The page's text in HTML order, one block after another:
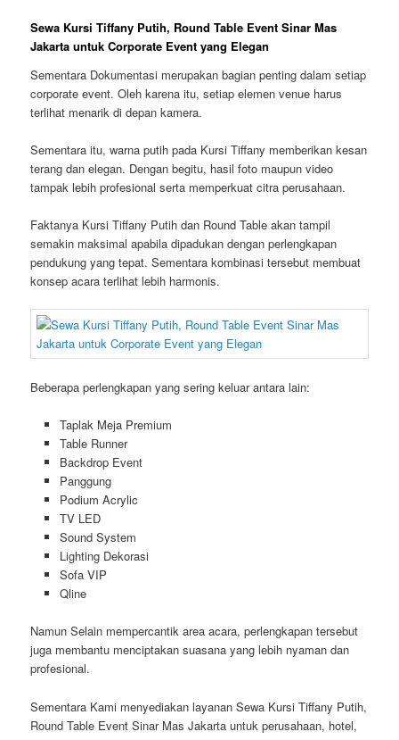
Sewa Kursi Tiffany Putih, Round Table Event Sinar Mas
Jakarta untuk Corporate Event yang Elegan
Sementara Dokumentasi merupakan bagian penting dalam setiap
corporate event. Oleh karena itu, setiap elemen venue harus
terlihat menarik di depan kamera.
Sementara itu, warna putih pada Kursi Tiffany memberikan kesan
terang dan elegan. Dengan begitu, hasil foto maupun video
tampak lebih profesional serta memperkuat citra perusahaan.
Faktanya Kursi Tiffany Putih dan Round Table akan tampil
semakin maksimal apabila dipadukan dengan perlengkapan
pendukung yang tepat. Sementara kombinasi tersebut membuat
konsep acara terlihat lebih harmonis.
Beberapa perlengkapan yang sering keluar antara lain:
Taplak Meja Premium
Table Runner
Backdrop Event
Panggung
Podium Acrylic
TV LED
Sound System
Lighting Dekorasi
Sofa VIP
Qline
Namun Selain mempercantik area acara, perlengkapan tersebut
juga membantu menciptakan suasana yang lebih nyaman dan
profesional.
Sementara Kami menyediakan layanan Sewa Kursi Tiffany Putih,
Round Table Event Sinar Mas Jakarta untuk perusahaan, hotel,